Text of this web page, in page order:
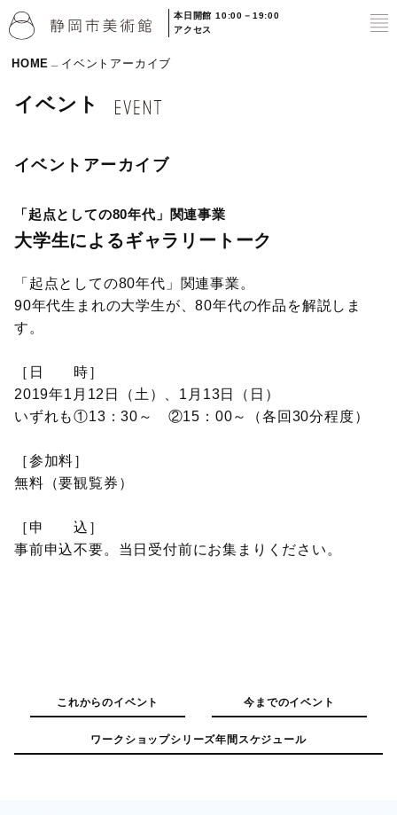
本日開館 10:00－19:00
アクセス
HOME イベントアーカイブ
イベント
イベントアーカイブ
「起点としての80年代」関連事業
大学生によるギャラリートーク
「起点としての80年代」関連事業。
90年代生まれの大学生が、80年代の作品を解説しま
す。
［日 時］
2019年1月12日（土）、1月13日（日）
いずれも①13：30～ ②15：00～（各回30分程度）
［参加料］
無料（要観覧券）
［申 込］
事前申込不要。当日受付前にお集まりください。
これからのイベント 今までのイベント
ワークショップシリーズ年間スケジュール